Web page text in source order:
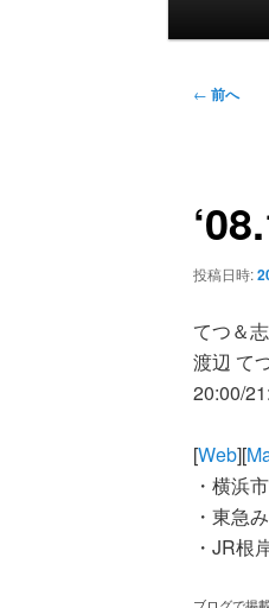
イ
投
ゲ
ー
シ
ン
← 前へ
投稿日時:
てつ＆
渡辺 て
20:00/
[Web][
・横浜
・東急
・JR根
ブログで掲